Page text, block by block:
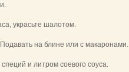
украсьте шалотом.
на блине или с макаронами.
и литром соевого соуса.